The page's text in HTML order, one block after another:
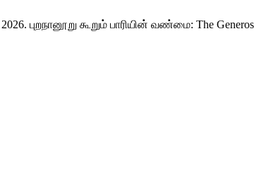
புறநானூறு கூறும் பாரியின் வண்மை: The